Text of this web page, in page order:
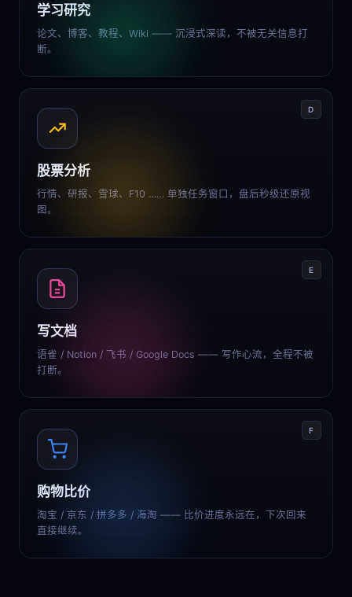
学习研究
论文、博客、教程、Wiki —— 沉浸式深读，不被无关信息打
断。
D
股票分析
行情、研报、雪球、F10 …… 单独任务窗口，盘后秒级还原视
图。
E
写文档
语雀 / Notion / 飞书 / Google Docs —— 写作心流，全程不被
打断。
F
购物比价
淘宝 / 京东 / 拼多多 / 海淘 —— 比价进度永远在，下次回来
直接继续。